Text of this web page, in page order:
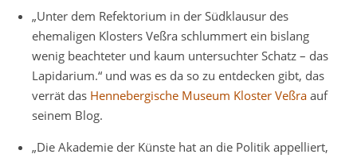
„Unter dem Refektorium in der Südklausur des
ehemaligen Klosters Veßra schlummert ein bislang
wenig beachteter und kaum untersuchter Schatz – das
Lapidarium.“ und was es da so zu entdecken gibt, das
verrät das Hennebergische Museum Kloster Veßra auf
seinem Blog.
„Die Akademie der Künste hat an die Politik appelliert,